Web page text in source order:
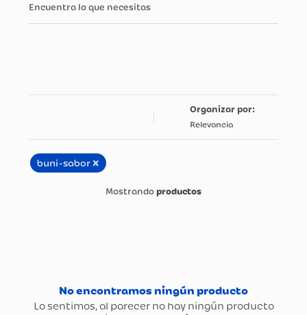
Encuentra lo que necesitas
Relevancia
buni-sabor ×
productos